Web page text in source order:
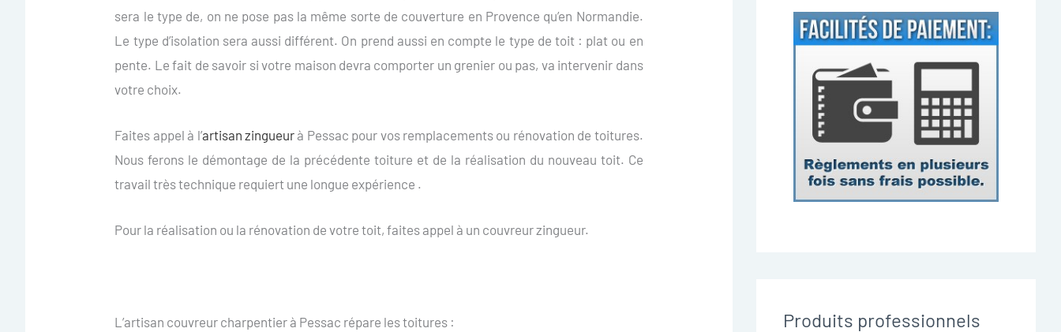
sera le type de, on ne pose pas la même sorte de couverture en Provence qu’en Normandie.
Le type d’isolation sera aussi différent. On prend aussi en compte le type de toit : plat ou en
pente. Le fait de savoir si votre maison devra comporter un grenier ou pas, va intervenir dans
votre choix.
Faites appel à l’artisan zingueur à Pessac pour vos remplacements ou rénovation de toitures.
Nous ferons le démontage de la précédente toiture et de la réalisation du nouveau toit. Ce
travail très technique requiert une longue expérience .
Pour la réalisation ou la rénovation de votre toit, faites appel à un couvreur zingueur.
L’artisan couvreur charpentier à Pessac répare les toitures : Produits professionnels